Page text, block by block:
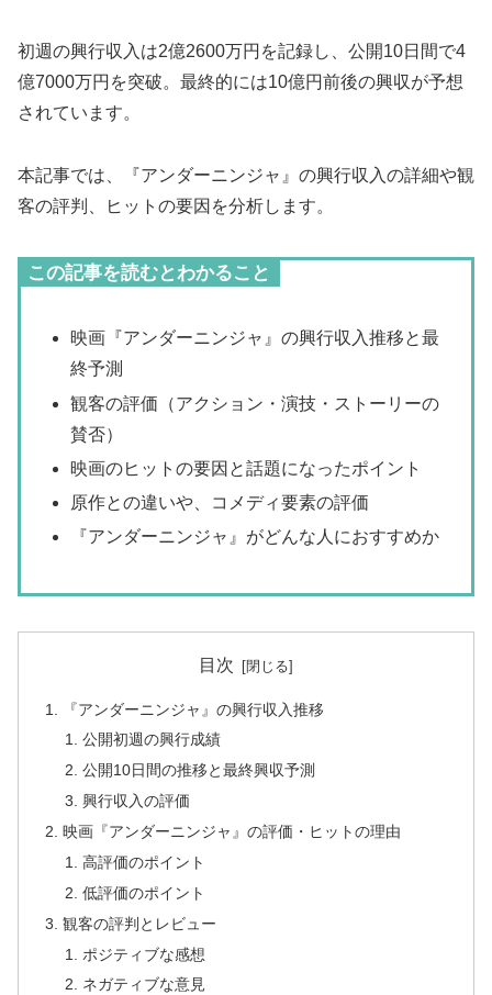
初週の興行収入は2億2600万円を記録し、公開10日間で4
億7000万円を突破。最終的には10億円前後の興収が予想
されています。
本記事では、『アンダーニンジャ』の興行収入の詳細や観
客の評判、ヒットの要因を分析します。
この記事を読むとわかること
映画『アンダーニンジャ』の興行収入推移と最
終予測
観客の評価（アクション・演技・ストーリーの
賛否）
映画のヒットの要因と話題になったポイント
原作との違いや、コメディ要素の評価
『アンダーニンジャ』がどんな人におすすめか
目次
『アンダーニンジャ』の興行収入推移
公開初週の興行成績
公開10日間の推移と最終興収予測
興行収入の評価
映画『アンダーニンジャ』の評価・ヒットの理由
高評価のポイント
低評価のポイント
観客の評判とレビュー
ポジティブな感想
ネガティブな意見